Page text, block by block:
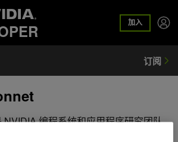
加入
编程系统和应用程序研究团队